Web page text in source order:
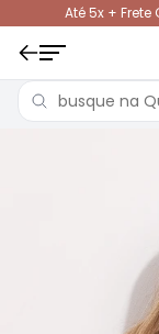
Até 5x + Frete